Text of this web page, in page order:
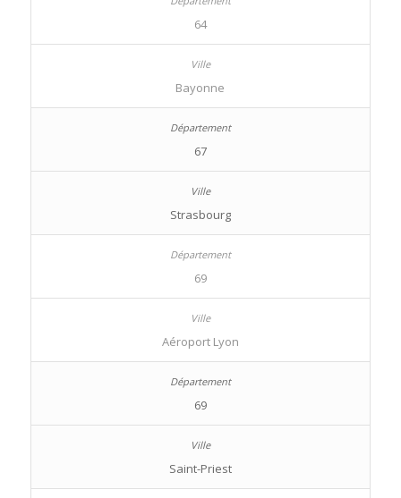
64
Bayonne
67
Strasbourg
69
Aéroport Lyon
69
Saint-Priest